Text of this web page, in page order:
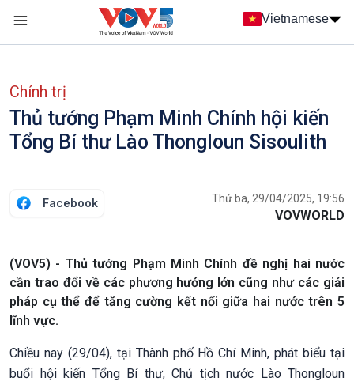
Nhảy đến nội dung
Vietnamese
Chính trị
Thủ tướng Phạm Minh Chính hội kiến
Tổng Bí thư Lào Thongloun Sisoulith
Facebook Thứ ba, 29/04/2025, 19:56
VOVWORLD
(VOV5) - Thủ tướng Phạm Minh Chính đề nghị hai nước
cần trao đổi về các phương hướng lớn cũng như các giải
pháp cụ thể để tăng cường kết nối giữa hai nước trên 5
lĩnh vực.
Chiều nay (29/04), tại Thành phố Hồ Chí Minh, phát biểu tại
buổi hội kiến Tổng Bí thư, Chủ tịch nước Lào Thongloun